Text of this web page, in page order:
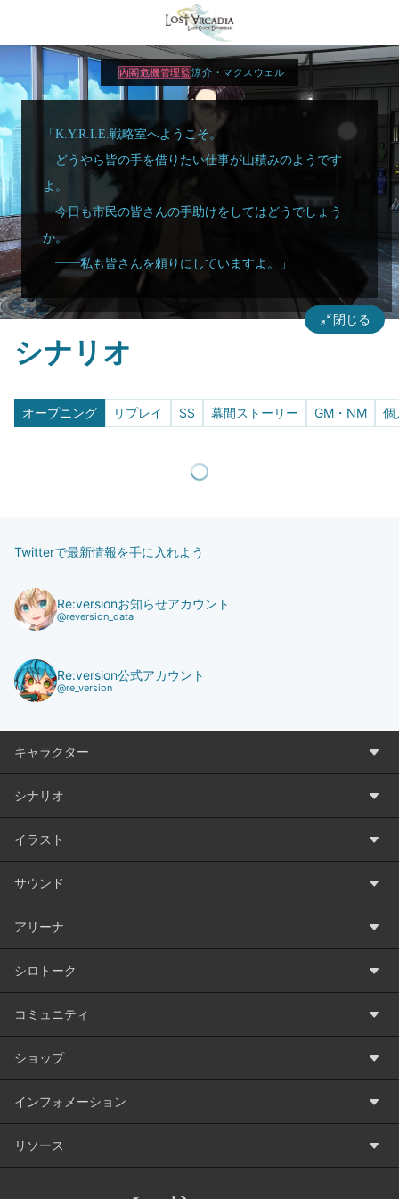
「K.Y.R.I.E.戦略室へようこそ。
どうやら皆の手を借りたい仕事が山積みのようです
よ。
今日も市民の皆さんの手助けをしてはどうでしょう
か。
――私も皆さんを頼りにしていますよ。」
内閣危機管理監涼介・マクスウェル
シナリオ
閉じる
オープニング リプレイ SS 幕間ストーリー GM・NM 個
Twitterで最新情報を手に入れよう
Re:versionお知らせアカウント
@reversion_data
Re:version公式アカウント
@re_version
キャラクター
シナリオ
イラスト
サウンド
アリーナ
シロトーク
コミュニティ
ショップ
インフォメーション
リソース